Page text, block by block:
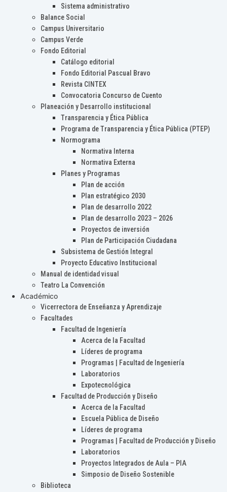
Sistema administrativo
Balance Social
Campus Universitario
Campus Verde
Fondo Editorial
Catálogo editorial
Fondo Editorial Pascual Bravo
Revista CINTEX
Convocatoria Concurso de Cuento
Planeación y Desarrollo institucional
Transparencia y Ética Pública
Programa de Transparencia y Ética Pública (PTEP)
Normograma
Normativa Interna
Normativa Externa
Planes y Programas
Plan de acción
Plan estratégico 2030
Plan de desarrollo 2022
Plan de desarrollo 2023 – 2026
Proyectos de inversión
Plan de Participación Ciudadana
Subsistema de Gestión Integral
Proyecto Educativo Institucional
Manual de identidad visual
Teatro La Convención
Académico
Vicerrectora de Enseñanza y Aprendizaje
Facultades
Facultad de Ingeniería
Acerca de la Facultad
Líderes de programa
Programas | Facultad de Ingeniería
Laboratorios
Expotecnológica
Facultad de Producción y Diseño
Acerca de la Facultad
Escuela Pública de Diseño
Líderes de programa
Programas | Facultad de Producción y Diseño
Laboratorios
Proyectos Integrados de Aula – PIA
Simposio de Diseño Sostenible
Biblioteca